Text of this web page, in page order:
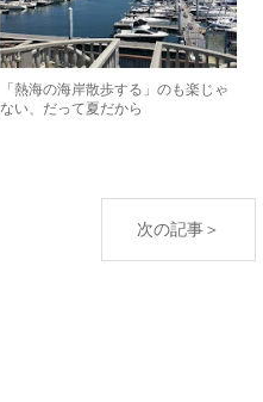
「熱海の海岸散歩する」のも楽じゃ
ない、だって夏だから
次の記事＞